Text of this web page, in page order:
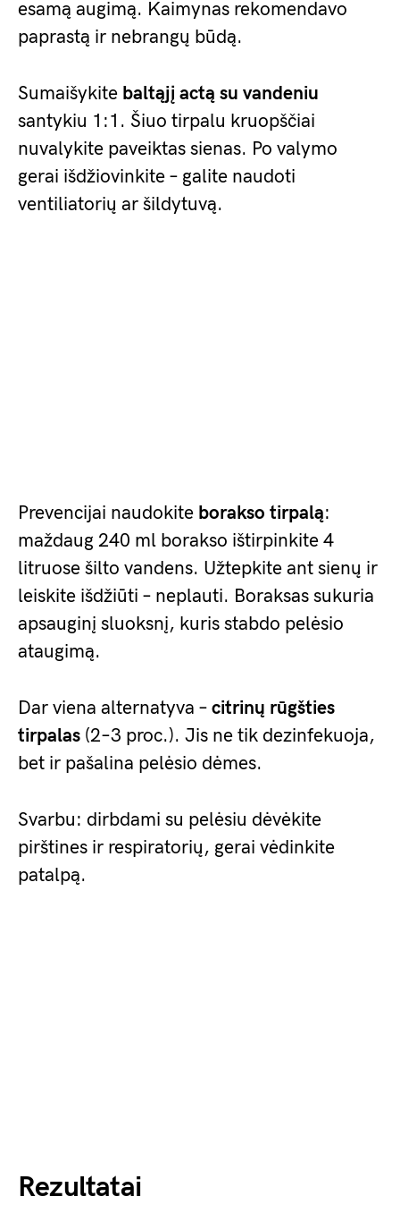
esamą augimą. Kaimynas rekomendavo
paprastą ir nebrangų būdą.
Sumaišykite baltąjį actą su vandeniu
santykiu 1:1. Šiuo tirpalu kruopščiai
nuvalykite paveiktas sienas. Po valymo
gerai išdžiovinkite – galite naudoti
ventiliatorių ar šildytuvą.
Prevencijai naudokite borakso tirpalą:
maždaug 240 ml borakso ištirpinkite 4
litruose šilto vandens. Užtepkite ant sienų ir
leiskite išdžiūti – neplauti. Boraksas sukuria
apsauginį sluoksnį, kuris stabdo pelėsio
ataugimą.
Dar viena alternatyva – citrinų rūgšties
tirpalas (2–3 proc.). Jis ne tik dezinfekuoja,
bet ir pašalina pelėsio dėmes.
Svarbu: dirbdami su pelėsiu dėvėkite
pirštines ir respiratorių, gerai vėdinkite
patalpą.
Rezultatai